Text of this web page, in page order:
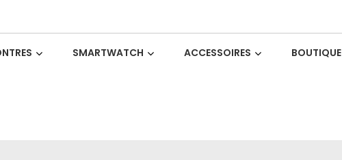
SMARTWATCH ACCESSOIRES BOUTIQUE